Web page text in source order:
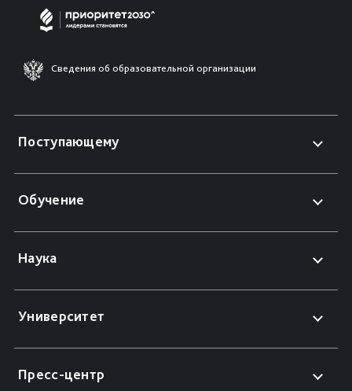
Сведения об образовательной организации
Поступающему
Обучение
Наука
Университет
Пресс-центр